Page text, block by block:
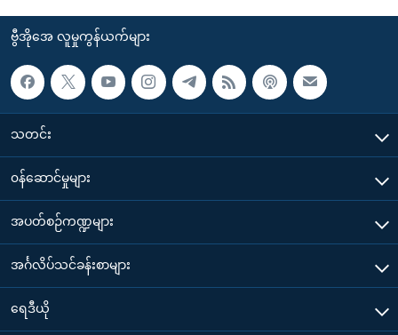
ဗွီအိုအေ လူမှုကွန်ယက်များ
သတင်း
၀န်ဆောင်မှုများ
အပတ်စဉ်ကဏ္ဍများ
အင်္ဂလိပ်သင်ခန်းစာများ
ရေဒီယို